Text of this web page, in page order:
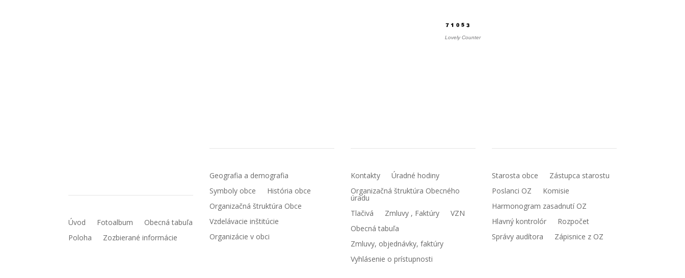
Lovely Counter
Úvod Fotoalbum
Obecná tabuľa
Poloha
Zozbierané informácie
Geografia a demografia
Symboly obce
História obce
Organizačná štruktúra Obce
Vzdelávacie inštitúcie
Organizácie v obci
Kontakty
Úradné hodiny
Organizačná štruktúra Obecného
úradu
Tlačivá
Zmluvy , Faktúry
VZN
Obecná tabuľa
Zmluvy, objednávky, faktúry
Vyhlásenie o prístupnosti
Starosta obce
Zástupca starostu
Poslanci OZ
Komisie
Harmonogram zasadnutí OZ
Hlavný kontrolór
Rozpočet
Správy audítora
Zápisnice z OZ